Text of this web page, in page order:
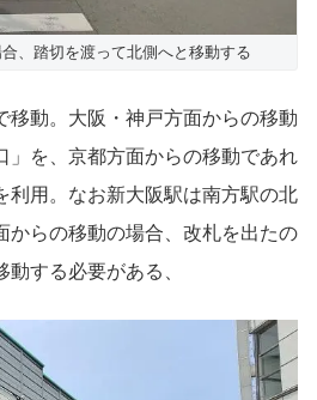
、踏切を渡って北側へと移動する
移動。大阪・神戸方面からの移動
」を、京都方面からの移動であれ
利用。なお新大阪駅は南方駅の北
からの移動の場合、改札を出たの
する必要がある、